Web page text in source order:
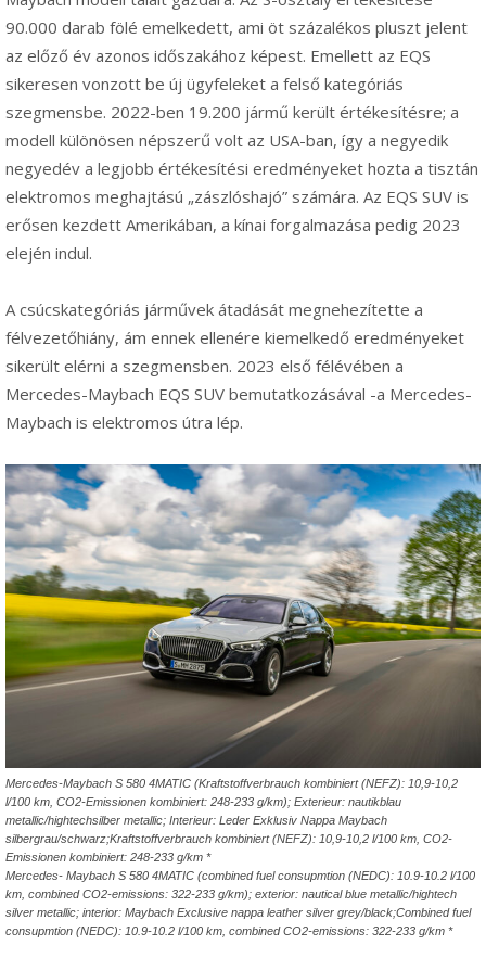
90.000 darab fölé emelkedett, ami öt százalékos pluszt jelent
az előző év azonos időszakához képest. Emellett az EQS
sikeresen vonzott be új ügyfeleket a felső kategóriás
szegmensbe. 2022-ben 19.200 jármű került értékesítésre; a
modell különösen népszerű volt az USA-ban, így a negyedik
negyedév a legjobb értékesítési eredményeket hozta a tisztán
elektromos meghajtású „zászlóshajó” számára. Az EQS SUV is
erősen kezdett Amerikában, a kínai forgalmazása pedig 2023
elején indul.
A csúcskategóriás járművek átadását megnehezítette a
félvezetőhiány, ám ennek ellenére kiemelkedő eredményeket
sikerült elérni a szegmensben. 2023 első félévében a
Mercedes-Maybach EQS SUV bemutatkozásával -a Mercedes-
Maybach is elektromos útra lép.
Mercedes-Maybach S 580 4MATIC (Kraftstoffverbrauch kombiniert (NEFZ): 10,9-10,2
l/100 km, CO2-Emissionen kombiniert: 248-233 g/km); Exterieur: nautikblau
metallic/hightechsilber metallic; Interieur: Leder Exklusiv Nappa Maybach
silbergrau/schwarz;Kraftstoffverbrauch kombiniert (NEFZ): 10,9-10,2 l/100 km, CO2-
Emissionen kombiniert: 248-233 g/km *
Mercedes- Maybach S 580 4MATIC (combined fuel consupmtion (NEDC): 10.9-10.2 l/100
km, combined CO2-emissions: 322-233 g/km); exterior: nautical blue metallic/hightech
silver metallic; interior: Maybach Exclusive nappa leather silver grey/black;Combined fuel
consupmtion (NEDC): 10.9-10.2 l/100 km, combined CO2-emissions: 322-233 g/km *